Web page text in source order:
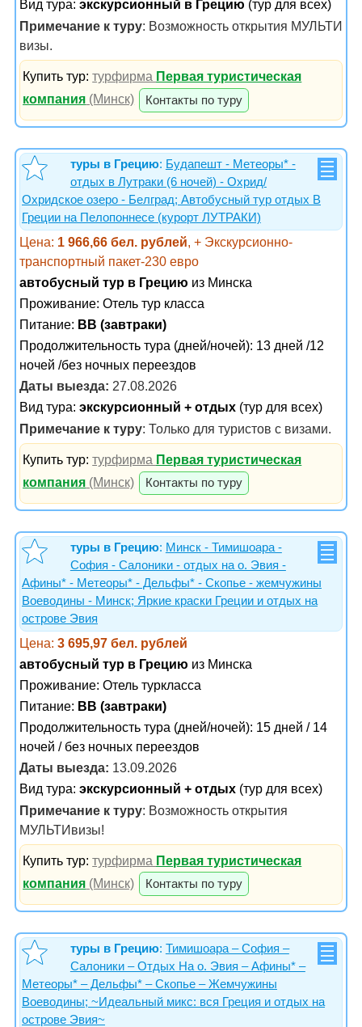
Вид тура: экскурсионный в Грецию (тур для всех)
Примечание к туру: Возможность открытия МУЛЬТИ
визы.
Купить тур:турфирма Первая туристическая
компания (Минск) Контакты по туру
туры в Грецию: Будапешт - Метеоры* -
отдых в Лутраки (6 ночей) - Охрид/
Охридское озеро - Белград; Автобусный тур отдых В
Греции на Пелопоннесе (курорт ЛУТРАКИ)
Цена: 1 966,66 бел. рублей, + Экскурсионно-
транспортный пакет-230 евро
автобусный тур в Грецию из Минска
Проживание: Отель тур класса
Питание: BB (завтраки)
Продолжительность тура (дней/ночей): 13 дней /12
ночей /без ночных переездов
Даты выезда: 27.08.2026
Вид тура: экскурсионный + отдых (тур для всех)
Примечание к туру: Только для туристов с визами.
Купить тур:турфирма Первая туристическая
компания (Минск) Контакты по туру
туры в Грецию: Минск - Тимишоара -
София - Салоники - отдых на о. Эвия -
Афины* - Метеоры* - Дельфы* - Скопье - жемчужины
Воеводины - Минск; Яркие краски Греции и отдых на
острове Эвия
Цена: 3 695,97 бел. рублей
автобусный тур в Грецию из Минска
Проживание: Отель туркласса
Питание: BB (завтраки)
Продолжительность тура (дней/ночей): 15 дней / 14
ночей / без ночных переездов
Даты выезда: 13.09.2026
Вид тура: экскурсионный + отдых (тур для всех)
Примечание к туру: Возможность открытия
МУЛЬТИвизы!
Купить тур:турфирма Первая туристическая
компания (Минск) Контакты по туру
туры в Грецию: Тимишоара – София –
Салоники – Отдых На о. Эвия – Афины* –
Метеоры* – Дельфы* – Скопье – Жемчужины
Воеводины; ~Идеальный микс: вся Греция и отдых на
острове Эвия~